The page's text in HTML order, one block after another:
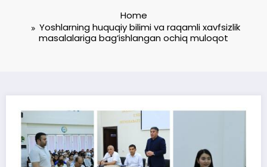
Home
Yoshlarning huquqiy bilimi va raqamli xavfsizlik
masalalariga bag‘ishlangan ochiq muloqot